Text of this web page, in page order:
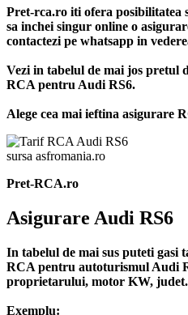
Pret-rca.ro iti ofera posibilitatea
sa inchei singur online o
contactezi pe whatsapp in
Vezi in tabelul de mai jos pretul
RCA pentru Audi RS6.
Alege cea mai ieftina asigurare
sursa asfromania.ro
Pret-RCA.ro
Asigurare Audi RS6
In tabelul de mai sus puteti
RCA pentru autoturismul Audi
proprietarului, motor KW, judet.
Exemplu: